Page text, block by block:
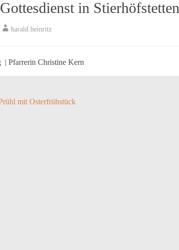
Gottesdienst in Stierhöfstetten
harald.heinritz
| Pfarrerin Christine Kern
mit Osterfrühstück